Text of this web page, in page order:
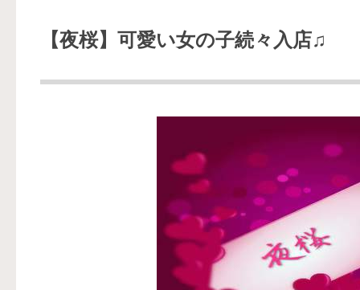
【夜桜】可愛い女の子続々入店♫